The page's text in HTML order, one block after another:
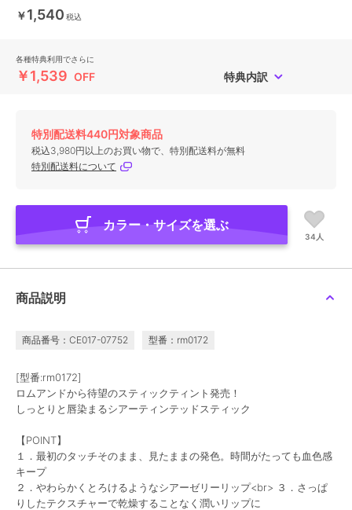
￥1,540 税込
各種特典利用でさらに
￥1,539 OFF 特典内訳
特別配送料440円対象商品
税込3,980円以上のお買い物で、特別配送料が無料
特別配送料について
カラー・サイズを選ぶ
34人
商品説明
商品番号：CE017-07752 型番：rm0172
[型番:rm0172]
ロムアンドから待望のスティックティント発売！
しっとりと唇染まるシアーティンテッドスティック
【POINT】
１．最初のタッチそのまま、見たままの発色。時間がたっても血色感
キープ
２．やわらかくとろけるようなシアーゼリーリップ<br> ３．さっぱ
りしたテクスチャーで乾燥することなく潤いリップに